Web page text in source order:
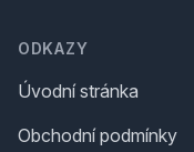
ODKAZY
Úvodní stránka
Obchodní podmínky